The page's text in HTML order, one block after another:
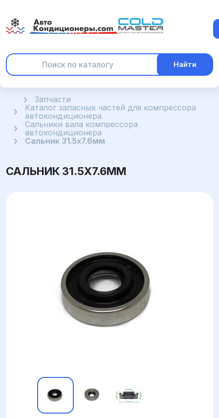
Найти
ГлавнаяЗапчасти
Каталог запасных частей для компрессора
автокондиционера
Сальники вала компрессора
автокондиционера
Сальник 31.5x7.6мм
САЛЬНИК 31.5X7.6ММ